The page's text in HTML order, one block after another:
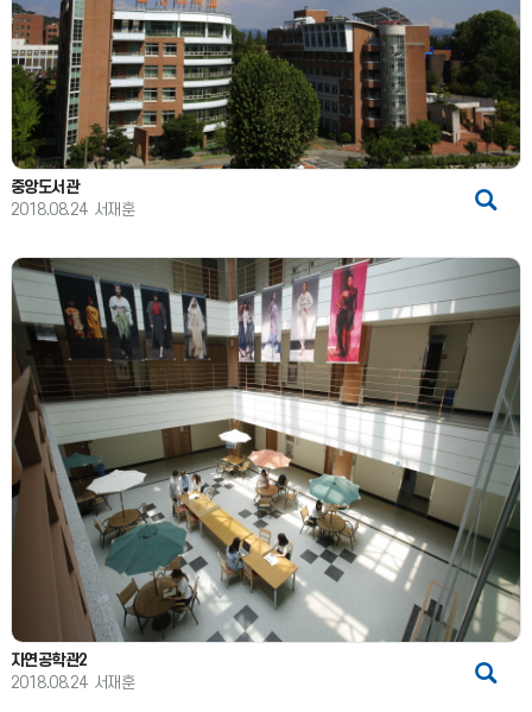
중앙도서관
2018.08.24 서재훈
자연공학관2
2018.08.24 서재훈